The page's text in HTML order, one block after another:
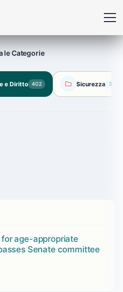
le Categorie
e Diritto 402 Sicurezza 360
for age-appropriate
Senate committee